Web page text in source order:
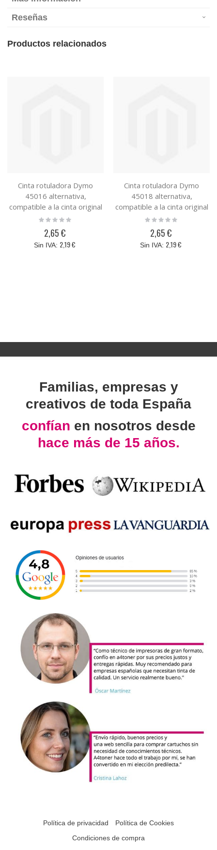
Reseñas
Productos relacionados
Cinta rotuladora Dymo
45016 alternativa,
compatible a la cinta original
Dymo S0720560
Rating:
2,65 €
2,19 €
Cinta rotuladora Dymo
45018 alternativa,
compatible a la cinta original
Dymo S0720580
Rating:
2,65 €
2,19 €
Familias, empresas y
creativos de toda España
confían en nosotros desde
hace más de 15 años.
Política de privacidad
Política de Cookies
Condiciones de compra